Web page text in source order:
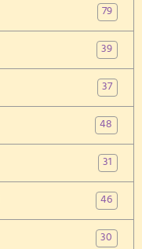
79
39
37
48
31
46
30